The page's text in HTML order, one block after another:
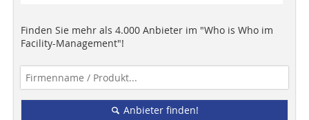
Finden Sie mehr als 4.000 Anbieter im "Who is Who im
Facility-Management"!
Anbieter finden!